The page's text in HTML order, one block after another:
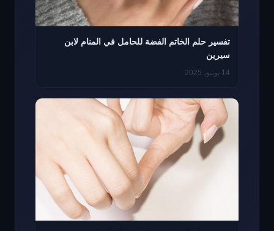
تفسير حلم الخاتم الفضة للحامل في المنام لابن
سيرين
14 يونيو، 2025